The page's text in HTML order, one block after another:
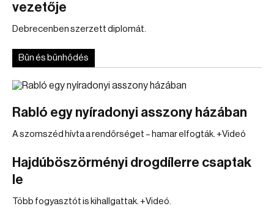
vezetője
Debrecenben szerzett diplomát.
Bűn és bűnhődés
Rabló egy nyíradonyi asszony házában
A szomszéd hívta a rendőrséget – hamar elfogták. +Videó
Hajdúböszörményi drogdílerre csaptak
le
Több fogyasztót is kihallgattak. +Videó.